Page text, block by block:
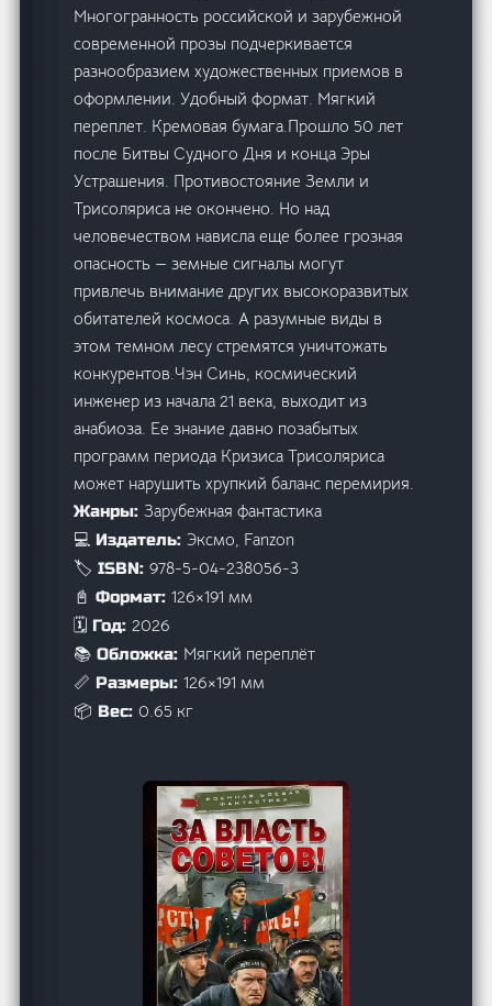
Многогранность российской и зарубежной
современной прозы подчеркивается
разнообразием художественных приемов в
оформлении. Удобный формат. Мягкий
переплет. Кремовая бумага.Прошло 50 лет
после Битвы Судного Дня и конца Эры
Устрашения. Противостояние Земли и
Трисоляриса не окончено. Но над
человечеством нависла еще более грозная
опасность — земные сигналы могут
привлечь внимание других высокоразвитых
обитателей космоса. А разумные виды в
этом темном лесу стремятся уничтожать
конкурентов.Чэн Синь, космический
инженер из начала 21 века, выходит из
анабиоза. Ее знание давно позабытых
программ периода Кризиса Трисоляриса
может нарушить хрупкий баланс перемирия.
Жанры:Зарубежная фантастика
💻 Издатель: Эксмо, Fanzon
🏷️ ISBN:978-5-04-238056-3
📓 Формат:126×191 мм
🗓️ Год:2026
📚 Обложка: Мягкий переплёт
📏 Размеры:126×191 мм
📦 Вес:0.65 кг